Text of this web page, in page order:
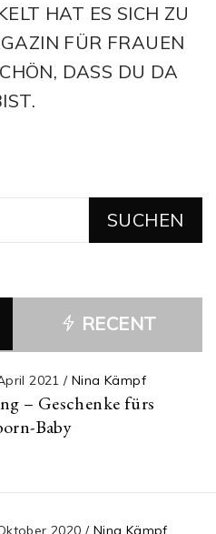
HAT ES SICH ZU
FÜR FRAUEN
DASS DU DA
RECENT
2021/ Nina Kämpf
– Geschenke fürs
Baby
2020 / Nina Kämpf